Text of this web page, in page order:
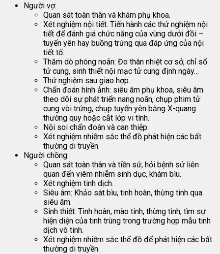
Người vợ:
Quan sát toàn thân và khám phụ khoa.
Xét nghiệm nội tiết. Tiến hành các thử nghiệm nội
tiết để đánh giá chức năng của vùng dưới đồi –
tuyến yên hay buồng trứng qua đáp ứng của nội
tiết tố.
Thăm dò phóng noãn: Đo thân nhiệt cơ sở, chỉ số
tử cung, sinh thiết nội mạc tử cung định ngày…
Thử nghiệm sau giao hợp.
Chẩn đoán hình ảnh: siêu âm phụ khoa, siêu âm
theo dõi sự phát triển nang noãn, chụp phim tử
cung vòi trứng, chụp tuyến yên bằng X-quang
thường quy hoặc cắt lớp vi tính.
Nội soi chẩn đoán và can thiệp.
Xét nghiệm nhiễm sắc thể đồ phát hiện các bất
thường di truyền.
Người chồng:
Quan sát toàn thân và tiền sử, hỏi bệnh sử liên
quan đến viêm nhiễm sinh dục, khám bìu.
Xét nghiệm tinh dịch.
Siêu âm: Khảo sát bìu, tinh hoàn, thừng tinh qua
siêu âm.
Sinh thiết: Tinh hoàn, mào tinh, thừng tinh, tìm sự
hiện diện của tinh trùng trong trường hợp mẫu tinh
dịch vô tinh.
Xét nghiệm nhiễm sắc thể đồ để phát hiện các bất
thường di truyền.